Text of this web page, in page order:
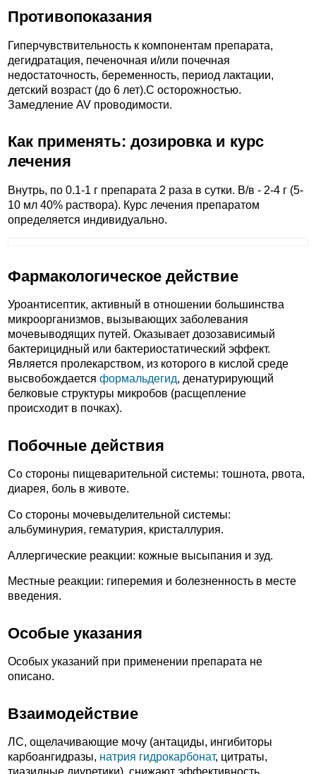
Противопоказания
Гиперчувствительность к компонентам препарата,
дегидратация, печеночная и/или почечная
недостаточность, беременность, период лактации,
детский возраст (до 6 лет).C осторожностью.
Замедление AV проводимости.
Как применять: дозировка и курс
лечения
Внутрь, по 0.1-1 г препарата 2 раза в сутки. В/в - 2-4 г (5-
10 мл 40% раствора). Курс лечения препаратом
определяется индивидуально.
Фармакологическое действие
Уроантисептик, активный в отношении большинства
микроорганизмов, вызывающих заболевания
мочевыводящих путей. Оказывает дозозависимый
бактерицидный или бактериостатический эффект.
Является пролекарством, из которого в кислой среде
высвобождается формальдегид, денатурирующий
белковые структуры микробов (расщепление
происходит в почках).
Побочные действия
Со стороны пищеварительной системы: тошнота, рвота,
диарея, боль в животе.
Со стороны мочевыделительной системы:
альбуминурия, гематурия, кристаллурия.
Аллергические реакции: кожные высыпания и зуд.
Местные реакции: гиперемия и болезненность в месте
введения.
Особые указания
Особых указаний при применении препарата не
описано.
Взаимодействие
ЛС, ощелачивающие мочу (антациды, ингибиторы
карбоангидразы, натрия гидрокарбонат, цитраты,